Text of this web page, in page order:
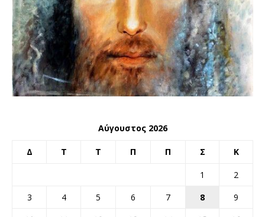
Αύγουστος 2026
Δ Τ Τ Π Π Σ Κ
1
2
3
4 5 6 7 8
9